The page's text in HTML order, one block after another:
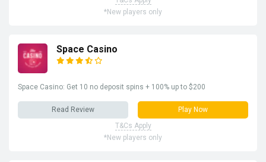
*New players only
Space Casino
Space Casino: Get 10 no deposit spins + 100% up to $200
Read Review
Play Now
T&Cs Apply
*New players only